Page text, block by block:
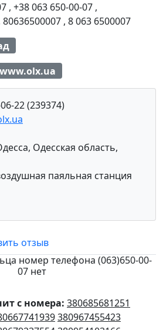
, +38 063 650-00-07 ,
80636500007 , 8 063 6500007
www.olx.ua
22 (239374)
Одесская область,
паяльная станция
отзыв
номер телефона (063)650-00-
07 нет
с номера: 380685681251
380967455423